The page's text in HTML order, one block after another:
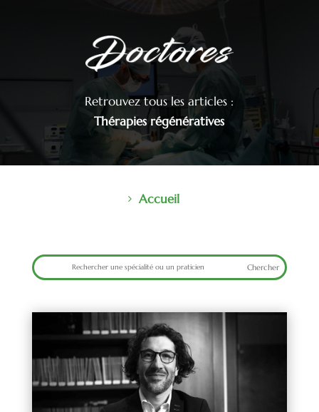
Retrouvez tous les articles :
Thérapies régénératives
Accueil